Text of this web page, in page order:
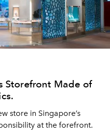
Storefront Made of
store in Singapore’s
at the forefront.